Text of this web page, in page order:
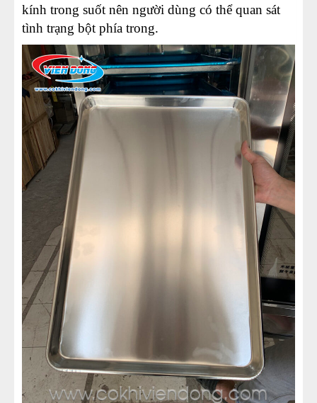
kính trong suốt nên người dùng có thể quan sát
tình trạng bột phía trong.